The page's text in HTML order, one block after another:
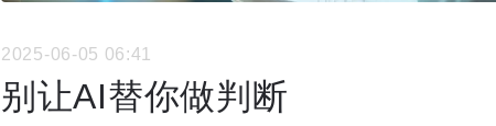
2025-06-05 06:41
别让AI替你做判断